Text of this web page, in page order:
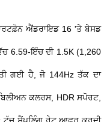
ਐਂਡਰਾਇਡ 16 'ਤੇ ਬੇਸਡ
6.59-ਇੰਚ ਦੀ 1.5K (1,260
ਗਈ ਹੈ, ਜੋ 144Hz ਤੱਕ ਦਾ
ਕਲਰਸ, HDR ਸਪੋਰਟ,
ਟੱਚ ਸੈਂਪਲਿੰਗ ਰੇਟ ਆਫ਼ਰ ਕਰਦੀ